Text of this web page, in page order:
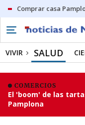
Comprar casa
VIVIR SALUD
COMERCIOS
El 'boom' de las
Pamplona